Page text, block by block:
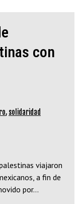
con
, solidaridad
viajaron
a fin de
por…